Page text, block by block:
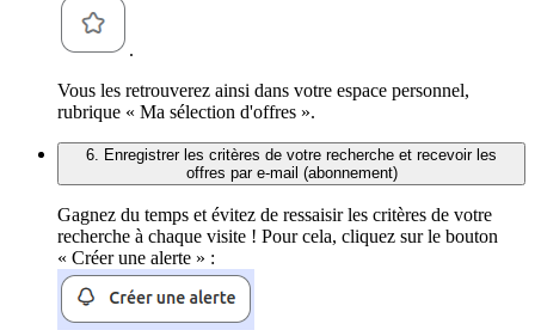
.
Vous les retrouverez ainsi dans votre espace personnel,
rubrique « Ma sélection d'offres ».
6. Enregistrer les critères de votre recherche et recevoir les
offres par e-mail (abonnement)
Gagnez du temps et évitez de ressaisir les critères de votre
recherche à chaque visite ! Pour cela, cliquez sur le bouton
« Créer une alerte » :